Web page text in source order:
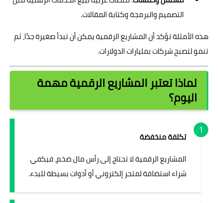
التصميم والبرمجة وكتابة المقالات.
هذه الأمثلة تؤكد أن المشاريع الرقمية يمكن أن تبدأ صغيرة جدًا، ثم
تنمو لتصبح شركات بمليارات الدولارات.
لماذا تعتبر المشاريع الرقمية مهمة
اليوم؟
تكلفة منخفضة
المشاريع الرقمية لا تحتاج إلى رأس مال ضخم، فيكفي
شراء استضافة لمتجر إلكتروني أو أدوات بسيطة للبدء.